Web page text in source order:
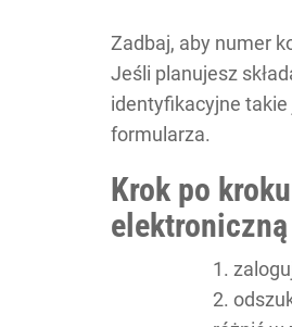
Zadbaj, aby numer
Jeśli planujesz
identyfikacyjne
formularza.
Krok po
elektroniczną